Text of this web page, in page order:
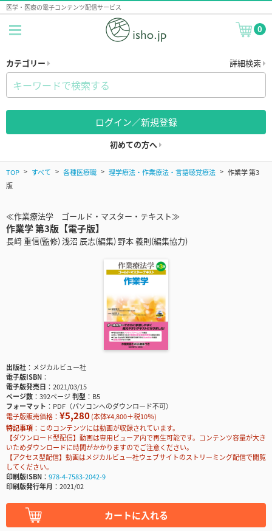
医学・医療の電子コンテンツ配信サービス
0
カテゴリー 詳細検索
ログイン／新規登録
初めての方へ
TOP すべて 各種医療職 理学療法・作業療法・言語聴覚療法
作業学 第3
版
≪作業療法学 ゴールド・マスター・テキスト≫
作業学 第3版【電子版】
長﨑 重信(監修) 浅沼 辰志(編集) 野本 義則(編集協力)
出版社
メジカルビュー社
電子版ISBN
電子版発売日
2021/03/15
ページ数
392ページ判型
B5
フォーマット
PDF（パソコンへのダウンロード不可）
電子版販売価格： ¥5,280(本体¥4,800＋税10％)
特記事項
このコンテンツには動画が収録されています。
【ダウンロード型配信】動画は専用ビューア内で再生可能です。コンテンツ容量が大き
いためダウンロードに時間がかかりますのでご注意ください。
【アクセス型配信】動画はメジカルビュー社ウェブサイトのストリーミング配信で閲覧
してください。
印刷版ISBN
978-4-7583-2042-9
印刷版発行年月
2021/02
カートに入れる